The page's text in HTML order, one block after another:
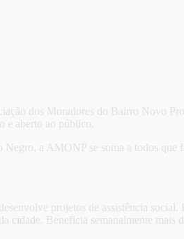
dos Moradores do Bairro Novo
e aberto ao público.
a AMONP se soma a todos que
projetos de assistência social.
Beneficia semanalmente mais